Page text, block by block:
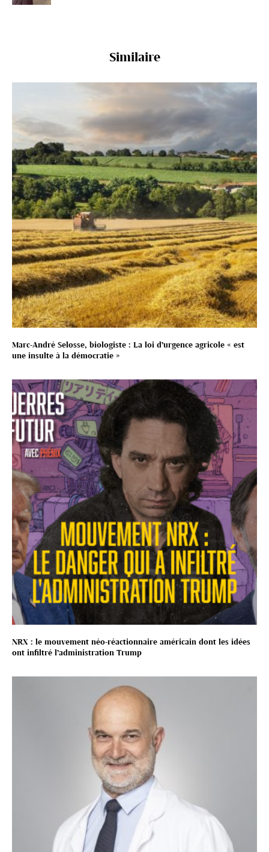
Similaire
Marc-André Selosse, biologiste : La loi d’urgence agricole « est
une insulte à la démocratie »
NRX : le mouvement néo-réactionnaire américain dont les idées
ont infiltré l’administration Trump